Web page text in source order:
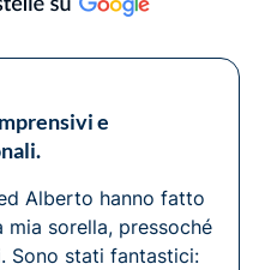
e
Alberto hanno fatto
sorella, pressoché
Sono stati fantastici: